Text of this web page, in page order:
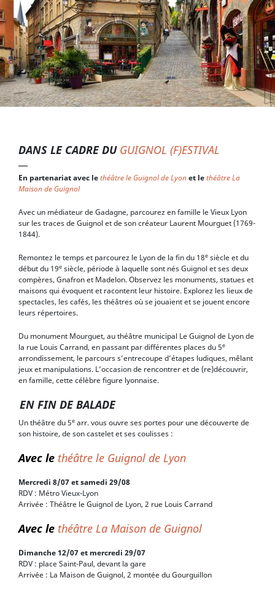
DANS LE CADRE DU GUIGNOL (F)ESTIVAL
En partenariat avec lethéâtre le Guignol de Lyonet lethéâtre La
Maison de Guignol
Avec un médiateur de Gadagne, parcourez en famille le Vieux Lyon
sur les traces de Guignol et de son créateur Laurent Mourguet (1769-
1844).
Remontez le temps et parcourez le Lyon de la fin du 18e siècle et du
début du 19e siècle, période à laquelle sont nés Guignol et ses deux
compères, Gnafron et Madelon. Observez les monuments, statues et
maisons qui évoquent et racontent leur histoire. Explorez les lieux de
spectacles, les cafés, les théâtres où se jouaient et se jouent encore
leurs répertoires.
Du monument Mourguet, au théâtre municipal Le Guignol de Lyon de
la rue Louis Carrand, en passant par différentes places du 5e
arrondissement, le parcours s’entrecoupe d’étapes ludiques, mêlant
jeux et manipulations. L’occasion de rencontrer et de (re)découvrir,
en famille, cette célèbre figure lyonnaise.
EN FIN DE BALADE
Un théâtre du 5e arr. vous ouvre ses portes pour une découverte de
son histoire, de son castelet et ses coulisses :
Avec le théâtre le Guignol de Lyon
Mercredi 8/07 et samedi 29/08
RDV : Métro Vieux-Lyon
Arrivée : Théâtre le Guignol de Lyon, 2 rue Louis Carrand
Avec le théâtre La Maison de Guignol
Dimanche 12/07 et mercredi 29/07
RDV : place Saint-Paul, devant la gare
Arrivée : La Maison de Guignol, 2 montée du Gourguillon